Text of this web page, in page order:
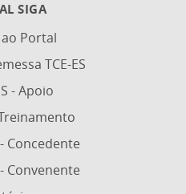
SIGA
Portal
TCE-ES
- Apoio
Concedente
Convenente